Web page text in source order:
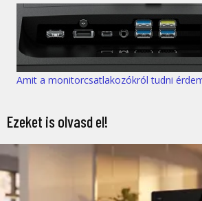
Amit a monitorcsatlakozókról tudni
Ezeket is olvasd el!